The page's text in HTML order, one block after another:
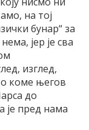
на тој
бунар“ за
јер је сва
изглед,
о коме његов
до
је пред нама